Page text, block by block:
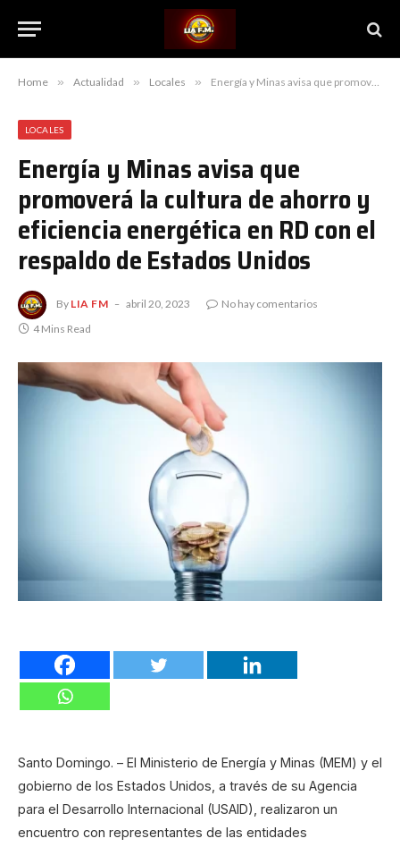
Home » Actualidad » Locales » Energía y Minas avisa que promoverá la cultura de ahorro y eficiencia energética en RD con el respaldo de Estados Unidos
LOCALES
Energía y Minas avisa que
promoverá la cultura de ahorro y
eficiencia energética en RD con el
respaldo de Estados Unidos
By LIA FM abril 20, 2023
No hay comentarios
4 Mins Read
Santo Domingo. – El Ministerio de Energía y Minas (MEM) y el
gobierno de los Estados Unidos, a través de su Agencia
para el Desarrollo Internacional (USAID), realizaron un
encuentro con representantes de las entidades